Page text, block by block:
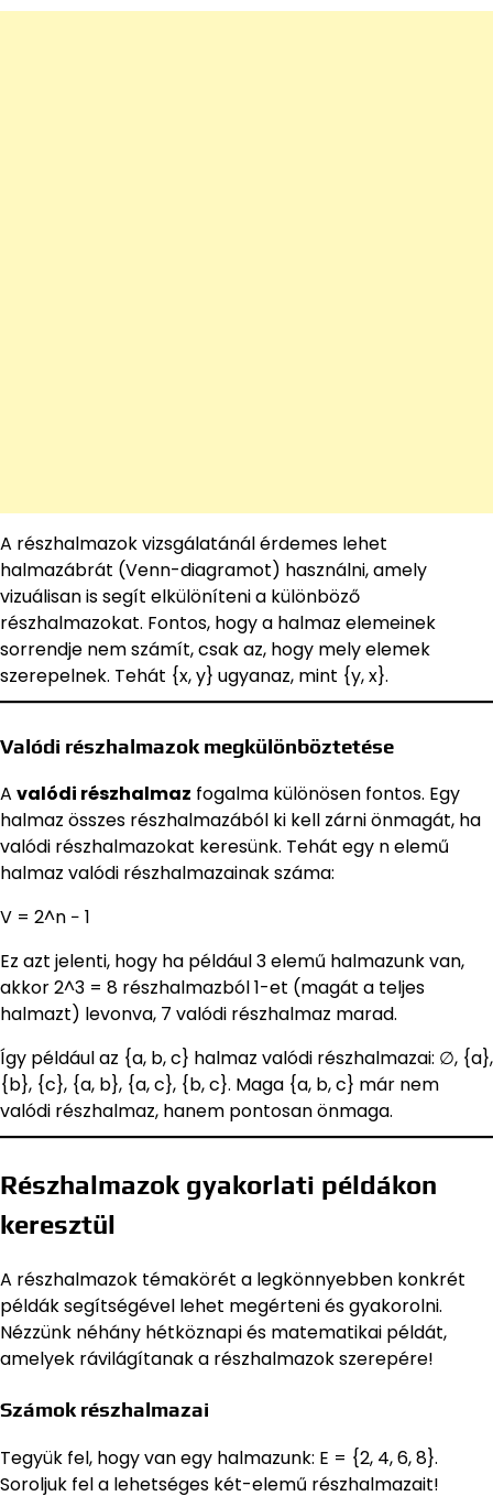
A részhalmazok vizsgálatánál érdemes lehet
halmazábrát (Venn-diagramot) használni, amely
vizuálisan is segít elkülöníteni a különböző
részhalmazokat. Fontos, hogy a halmaz elemeinek
sorrendje nem számít, csak az, hogy mely elemek
szerepelnek. Tehát {x, y} ugyanaz, mint {y, x}.
Valódi részhalmazok megkülönböztetése
A valódi részhalmaz fogalma különösen fontos. Egy
halmaz összes részhalmazából ki kell zárni önmagát, ha
valódi részhalmazokat keresünk. Tehát egy n elemű
halmaz valódi részhalmazainak száma:
V = 2^n − 1
Ez azt jelenti, hogy ha például 3 elemű halmazunk van,
akkor 2^3 = 8 részhalmazból 1-et (magát a teljes
halmazt) levonva, 7 valódi részhalmaz marad.
Így például az {a, b, c} halmaz valódi részhalmazai: ∅, {a},
{b}, {c}, {a, b}, {a, c}, {b, c}. Maga {a, b, c} már nem
valódi részhalmaz, hanem pontosan önmaga.
Részhalmazok gyakorlati példákon
keresztül
A részhalmazok témakörét a legkönnyebben konkrét
példák segítségével lehet megérteni és gyakorolni.
Nézzünk néhány hétköznapi és matematikai példát,
amelyek rávilágítanak a részhalmazok szerepére!
Számok részhalmazai
Tegyük fel, hogy van egy halmazunk: E = {2, 4, 6, 8}.
Soroljuk fel a lehetséges két-elemű részhalmazait!